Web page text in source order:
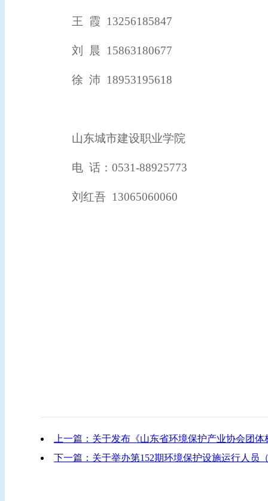
王 霞 13256185847
刘 晨 15863180677
徐 沛 18953195618
山东城市建设职业学院
电 话： 0531-88925773
刘红吾 13065060060
上一篇：关于发布《山东省环境保护产业协会团
下一篇：关于举办第152期环境保护设施运行人员